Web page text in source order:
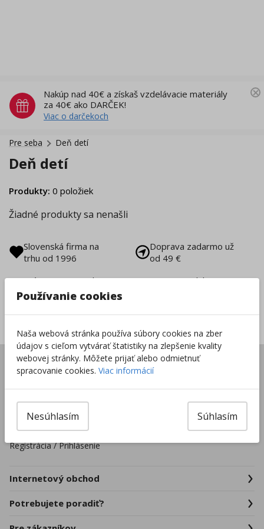
Nakúp nad 40€ a získaš vzdelávacie materiály
za 40€ ako DARČEK!
Viac o darčekoch
Pre seba Deň detí
Deň detí
Produkty: 0 položiek
Žiadné produkty sa nenašli
Slovenská firma na
trhu od 1996
Doprava zadarmo už
od 49 €
Vrátenie tovaru do
14 dní
8000+ produktov na
Úvod
Predajne
Firmy a organizácie
Kontakty
Registrácia / Prihlásenie
Internetový obchod
Potrebujete poradiť?
Používanie cookies
Naša webová stránka používa súbory cookies na zber
údajov s cieľom vytvárať štatistiky na zlepšenie kvality
webovej stránky. Môžete prijať alebo odmietnuť
spracovanie cookies. Viac informácií
Súhlasím
Nesúhlasím